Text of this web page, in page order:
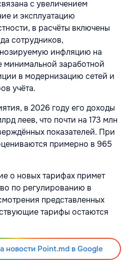
с увеличением
и эксплуатацию
в расчёты включены
сотрудников,
инфляцию на
минимальной заработной
в модернизацию сетей и
учёта.
в 2026 году его доходы
леев, что почти на 173 млн
показателей. При
примерно в 965
о новых тарифах примет
по регулированию в
представленных
тарифы остаются
новости Point.md в Google